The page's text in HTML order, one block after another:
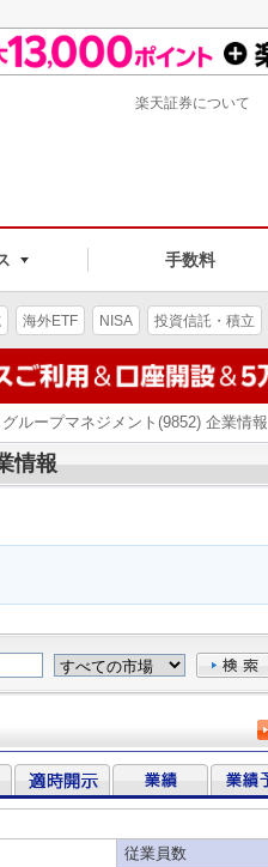
手数料
楽天証券について
海外ETF NISA 投資信託・積立
ループマネジメント(9852) 企業情報
情報